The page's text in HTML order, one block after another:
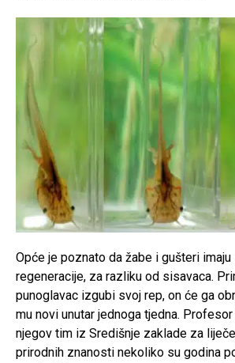
Opće je poznato da žabe i gušteri
regeneracije, za razliku od sisavaca.
punoglavac izgubi svoj rep, on će ga
mu novi unutar jednoga tjedna.
njegov tim iz Središnje zaklade za
prirodnih znanosti nekoliko su godina